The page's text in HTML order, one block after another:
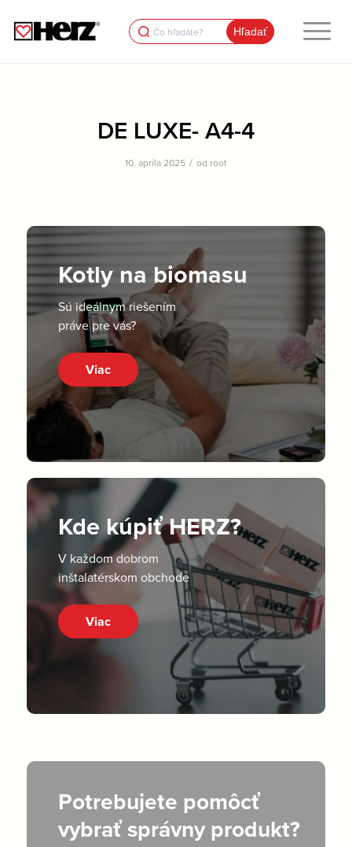
Search
for:
DE LUXE- A4-4
10. apríla 2025 / od root
Kotly na biomasu
Sú ideálnym riešením
práve pre vás?
Viac
Kde kúpiť HERZ?
V každom dobrom
inštalatérskom obchode
Viac
Potrebujete pomôcť
vybrať správny produkt?